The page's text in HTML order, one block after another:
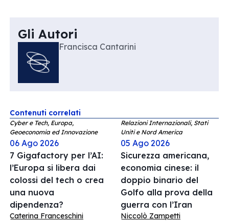
Gli Autori
Francisca Cantarini
Contenuti correlati
Cyber e Tech, Europa,
Geoeconomia ed Innovazione
06 Ago 2026
7 Gigafactory per l’AI:
l’Europa si libera dai
colossi del tech o crea
una nuova
dipendenza?
Caterina Franceschini
Relazioni Internazionali, Stati
Uniti e Nord America
05 Ago 2026
Sicurezza americana,
economia cinese: il
doppio binario del
Golfo alla prova della
guerra con l’Iran
Niccolò Zampetti